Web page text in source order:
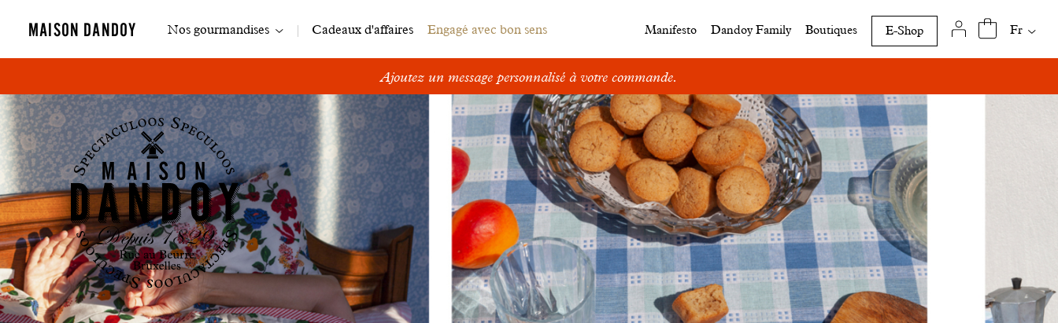
MAISON DANDOY
Navigation
Nos gourmandises Cadeaux d'affaires Engagé avec bon sens Manifesto Dandoy Family Boutiques E-Shop
cette
Fr
Dandoy Family : des cadeaux, des exclusivités et surtout des biscuits !